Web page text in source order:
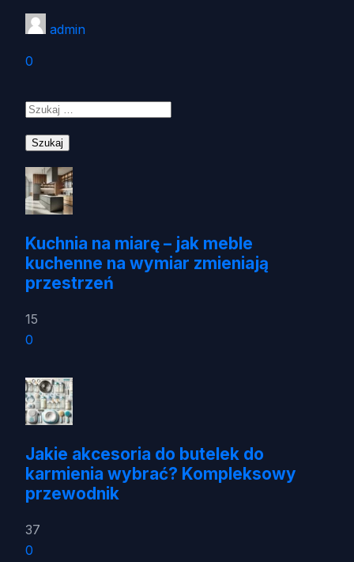
admin
0
Kuchnia na miarę – jak meble
kuchenne na wymiar zmieniają
przestrzeń
15
0
Jakie akcesoria do butelek do
karmienia wybrać? Kompleksowy
przewodnik
37
0